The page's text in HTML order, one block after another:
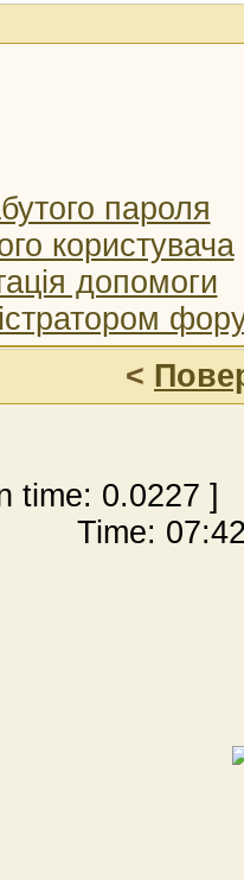
пароля
користувача
допомоги
<
time: 0.0227 ]
Time: